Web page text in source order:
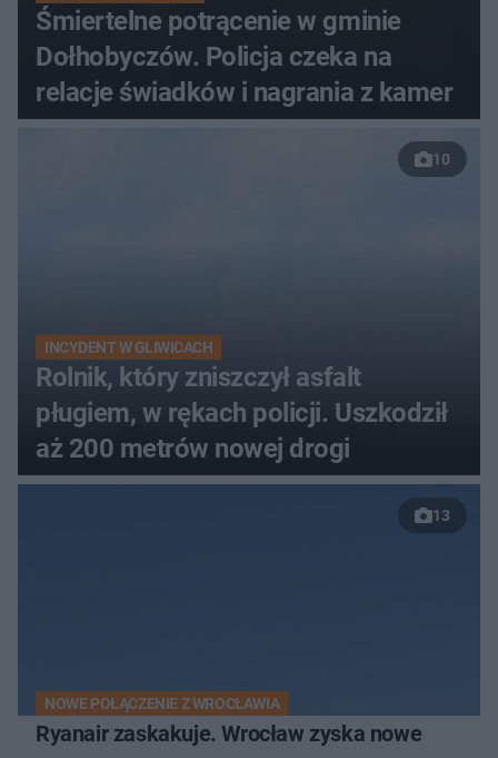
Śmiertelne potrącenie w gminie
Dołhobyczów. Policja czeka na
relacje świadków i nagrania z kamer
10
INCYDENT W GLIWICACH
Rolnik, który zniszczył asfalt
pługiem, w rękach policji. Uszkodził
aż 200 metrów nowej drogi
13
NOWE POŁĄCZENIE Z WROCŁAWIA
Ryanair zaskakuje. Wrocław zyska nowe